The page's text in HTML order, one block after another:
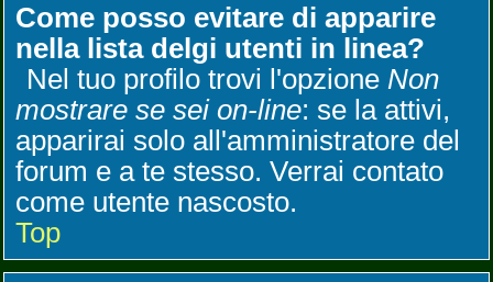
Come posso evitare di apparire
nella lista delgi utenti in linea?
Nel tuo profilo trovi l'opzione Non
mostrare se sei on-line: se la attivi,
apparirai solo all'amministratore del
forum e a te stesso. Verrai contato
come utente nascosto.
Top